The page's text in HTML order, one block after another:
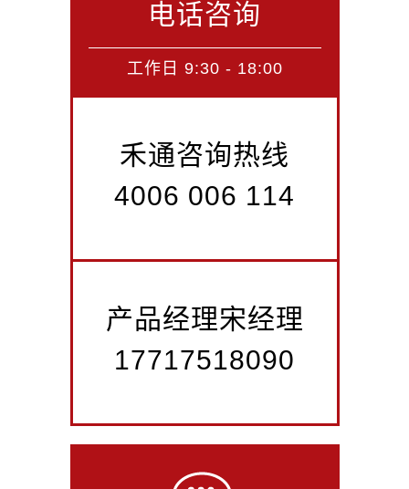
电话咨询
工作日 9:30 - 18:00
禾通咨询热线
4006 006 114
产品经理宋经理
17717518090